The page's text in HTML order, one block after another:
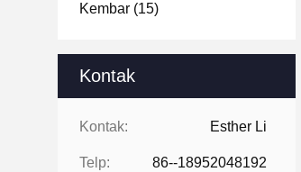
Kembar (15)
Kontak
Kontak: Esther Li
Telp: 86--18952048192